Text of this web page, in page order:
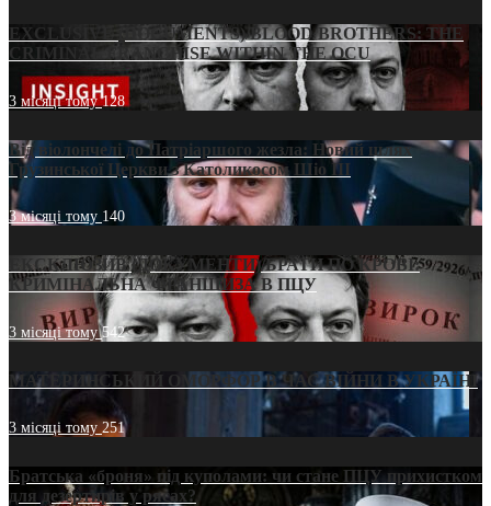
EXCLUSIVE (DOCUMENTS)/BLOOD BROTHERS: THE
CRIMINAL FRANCHISE WITHIN THE OCU
3 місяці тому128
Від віолончелі до Патріаршого жезла: Новий шлях
Грузинської Церкви з Католикосом Шіо III
3 місяці тому 140
ЕКСКЛЮЗИВ (ДОКУМЕНТИ)/БРАТИ ПО КРОВІ:
КРИМІНАЛЬНА ФРАНШИЗА В ПЦУ
3 місяці тому542
МАТЕРИНСЬКИЙ ОМОРФОР В ЧАС ВІЙНИ В УКРАЇНІ
3 місяці тому251
Братська «броня» під куполами: чи стане ПЦУ прихистком
для дезертирів у рясах?